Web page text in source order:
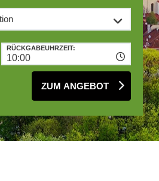
10:00
RÜCKGABEUHRZEIT:
ZUM ANGEBOT